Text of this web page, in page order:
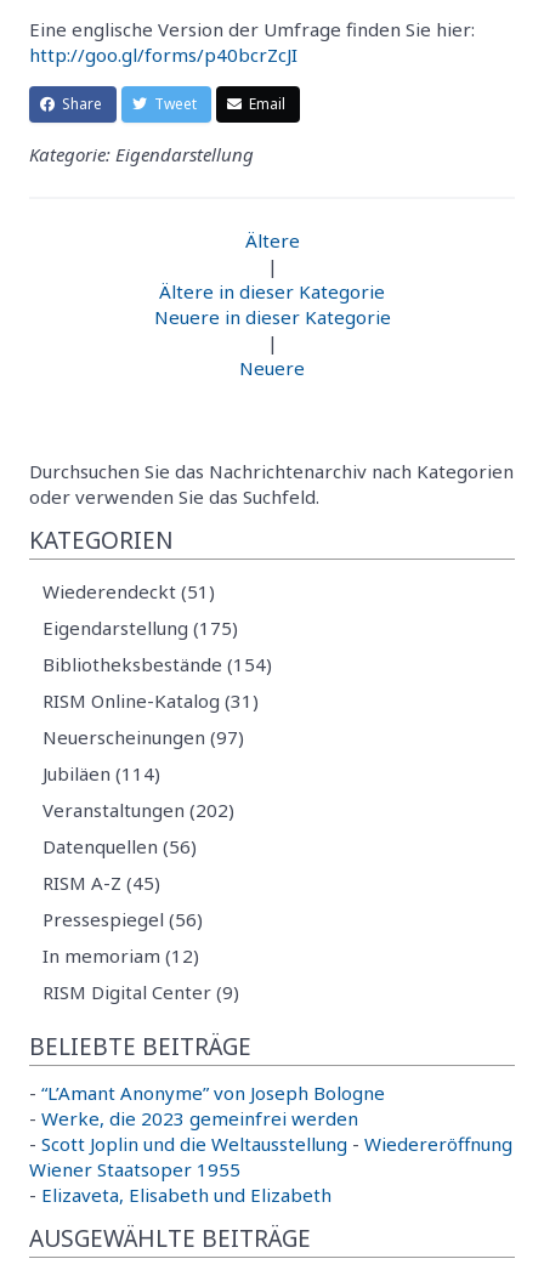
Eine englische Version der Umfrage finden Sie hier:
http://goo.gl/forms/p40bcrZcJI
Share Tweet Email
Kategorie: Eigendarstellung
Ältere
|
Ältere in dieser Kategorie
Neuere in dieser Kategorie
|
Neuere
Durchsuchen Sie das Nachrichtenarchiv nach Kategorien
oder verwenden Sie das Suchfeld.
KATEGORIEN
Wiederendeckt (51)
Eigendarstellung (175)
Bibliotheksbestände (154)
RISM Online-Katalog (31)
Neuerscheinungen (97)
Jubiläen (114)
Veranstaltungen (202)
Datenquellen (56)
RISM A-Z (45)
Pressespiegel (56)
In memoriam (12)
RISM Digital Center (9)
BELIEBTE BEITRÄGE
- “L’Amant Anonyme” von Joseph Bologne
- Werke, die 2023 gemeinfrei werden
- Scott Joplin und die Weltausstellung - Wiedereröffnung
Wiener Staatsoper 1955
- Elizaveta, Elisabeth und Elizabeth
AUSGEWÄHLTE BEITRÄGE